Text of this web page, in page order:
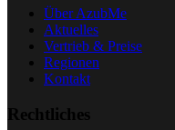
Über AzubMe
Aktuelles
Vertrieb & Preise
Regionen
Kontakt
Rechtliches